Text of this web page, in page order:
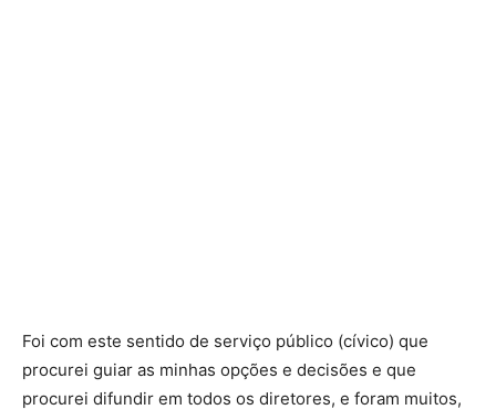
Foi com este sentido de serviço público (cívico) que
procurei guiar as minhas opções e decisões e que
procurei difundir em todos os diretores, e foram muitos,